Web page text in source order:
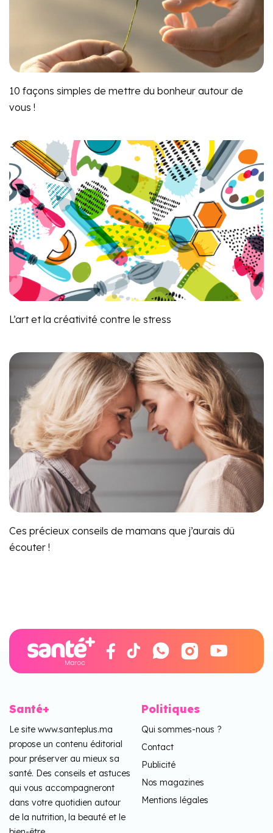
10 façons simples de mettre du bonheur autour de
vous !
L’art et la créativité contre le stress
Ces précieux conseils de mamans que j’aurais dû
écouter !
Santé+
Le site www.santeplus.ma
propose un contenu éditorial
pour préserver au mieux sa
santé. Des conseils et astuces
qui vous accompagneront
dans votre quotidien autour
de la nutrition, la beauté et le
Politiques
Qui sommes-nous ?
Contact
Publicité
Nos magazines
Mentions légales